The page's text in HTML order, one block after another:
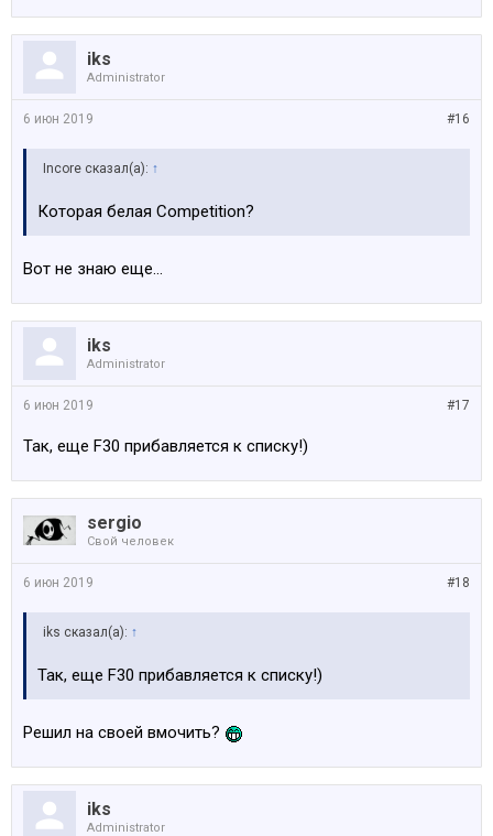
iks
Administrator
#16
6 июн 2019
Incore сказал(а): ↑
Которая белая Competition?
Вот не знаю еще...
iks
Administrator
#17
6 июн 2019
Так, еще F30 прибавляется к списку!)
sergio
Свой человек
#18
6 июн 2019
iks сказал(а): ↑
Так, еще F30 прибавляется к списку!)
Решил на своей вмочить?
iks
Administrator